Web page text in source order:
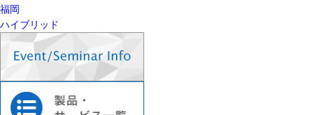
福岡
ハイブリッド